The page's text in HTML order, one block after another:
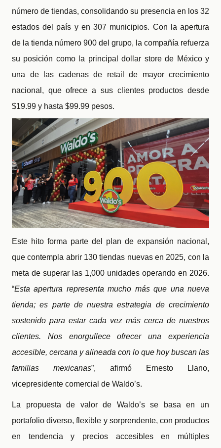
número de tiendas, consolidando su presencia en los 32
estados del país y en 307 municipios. Con la apertura
de la tienda número 900 del grupo, la compañía refuerza
su posición como la principal dollar store de México y
una de las cadenas de retail de mayor crecimiento
nacional, que ofrece a sus clientes productos desde
$19.99 y hasta $99.99 pesos.
Este hito forma parte del plan de expansión nacional,
que contempla abrir 130 tiendas nuevas en 2025, con la
meta de superar las 1,000 unidades operando en 2026.
“Esta apertura representa mucho más que una nueva
tienda; es parte de nuestra estrategia de crecimiento
sostenido para estar cada vez más cerca de nuestros
clientes. Nos enorgullece ofrecer una experiencia
accesible, cercana y alineada con lo que hoy buscan las
familias mexicanas”, afirmó Ernesto Llano,
vicepresidente comercial de Waldo’s.
La propuesta de valor de Waldo’s se basa en un
portafolio diverso, flexible y sorprendente, con productos
en tendencia y precios accesibles en múltiples